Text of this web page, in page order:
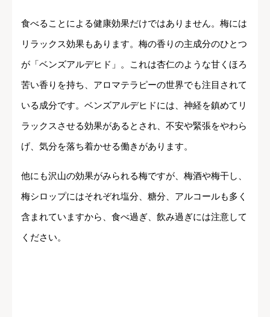
食べることによる健康効果だけではありません。梅には
リラックス効果もあります。梅の香りの主成分のひとつ
が「ベンズアルデヒド」。これは杏仁のような甘くほろ
苦い香りを持ち、アロマテラピーの世界でも注目されて
いる成分です。ベンズアルデヒドには、神経を鎮めてリ
ラックスさせる効果があるとされ、不安や緊張をやわら
げ、気分を落ち着かせる働きがあります。
他にも沢山の効果がみられる梅ですが、梅酒や梅干し、
梅シロップにはそれぞれ塩分、糖分、アルコールも多く
含まれていますから、食べ過ぎ、飲み過ぎには注意して
ください。